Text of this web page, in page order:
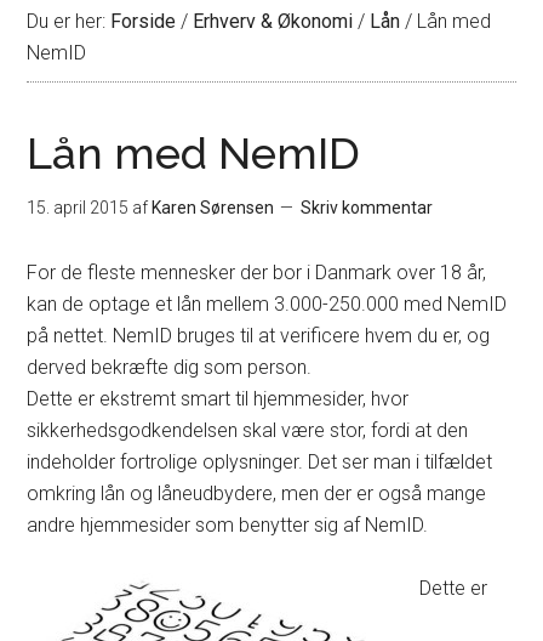
Du er her: Forside / Erhverv & Økonomi / Lån / Lån med
NemID
Lån med NemID
15. april 2015 af Karen Sørensen Skriv kommentar
For de fleste mennesker der bor i Danmark over 18 år,
kan de optage et lån mellem 3.000-250.000 med NemID
på nettet. NemID bruges til at verificere hvem du er, og
derved bekræfte dig som person.
Dette er ekstremt smart til hjemmesider, hvor
sikkerhedsgodkendelsen skal være stor, fordi at den
indeholder fortrolige oplysninger. Det ser man i tilfældet
omkring lån og låneudbydere, men der er også mange
andre hjemmesider som benytter sig af NemID.
Dette er